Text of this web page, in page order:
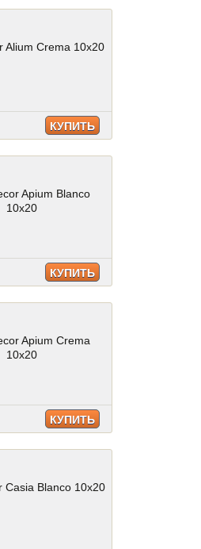
Alium Crema 10x20
КУПИТЬ
Apium Blanco
10x20
КУПИТЬ
Apium Crema
10x20
КУПИТЬ
Casia Blanco 10x20